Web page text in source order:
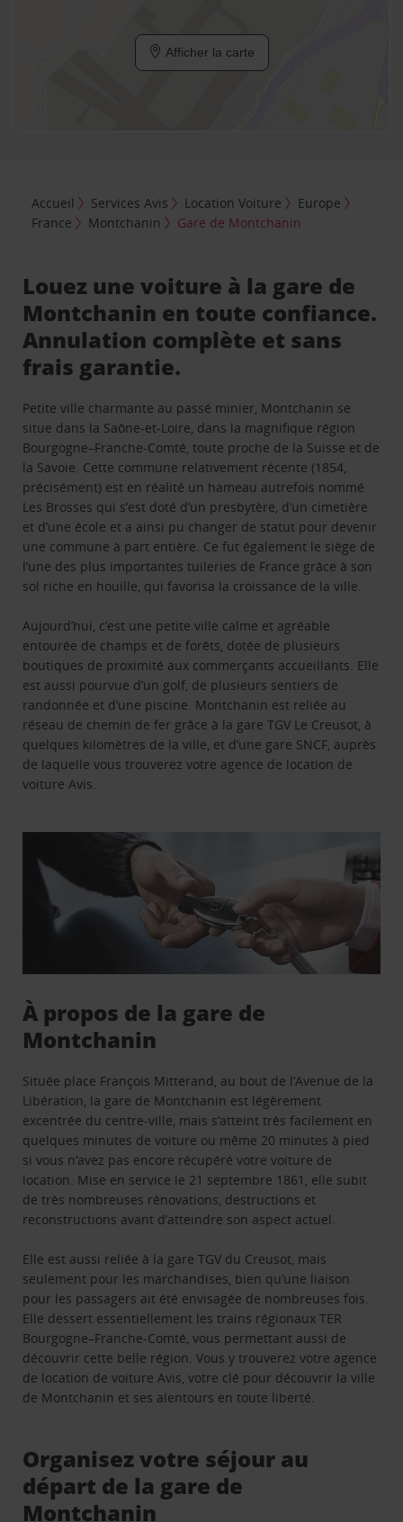
Afficher la carte
Accueil Services Avis Location Voiture
Europe
France
Montchanin Gare de Montchanin
Louez une voiture à la gare de
Montchanin en toute confiance.
Annulation complète et sans
frais garantie.
Petite ville charmante au passé minier, Montchanin se
situe dans la Saône-et-Loire, dans la magnifique région
Bourgogne–Franche-Comté, toute proche de la Suisse et de
la Savoie. Cette commune relativement récente (1854,
précisément) est en réalité un hameau autrefois nommé
Les Brosses qui s’est doté d’un presbytère, d’un cimetière
et d’une école et a ainsi pu changer de statut pour devenir
une commune à part entière. Ce fut également le siège de
l’une des plus importantes tuileries de France grâce à son
sol riche en houille, qui favorisa la croissance de la ville.
Aujourd’hui, c’est une petite ville calme et agréable
entourée de champs et de forêts, dotée de plusieurs
boutiques de proximité aux commerçants accueillants. Elle
est aussi pourvue d’un golf, de plusieurs sentiers de
randonnée et d’une piscine. Montchanin est reliée au
réseau de chemin de fer grâce à la gare TGV Le Creusot, à
quelques kilomètres de la ville, et d’une gare SNCF, auprès
de laquelle vous trouverez votre agence de location de
voiture Avis.
À propos de la gare de
Montchanin
Située place François Mitterand, au bout de l’Avenue de la
Libération, la gare de Montchanin est légèrement
excentrée du centre-ville, mais s’atteint très facilement en
quelques minutes de voiture ou même 20 minutes à pied
si vous n’avez pas encore récupéré votre voiture de
location. Mise en service le 21 septembre 1861, elle subit
de très nombreuses rénovations, destructions et
reconstructions avant d’atteindre son aspect actuel.
Elle est aussi reliée à la gare TGV du Creusot, mais
seulement pour les marchandises, bien qu’une liaison
pour les passagers ait été envisagée de nombreuses fois.
Elle dessert essentiellement les trains régionaux TER
Bourgogne–Franche-Comté, vous permettant aussi de
découvrir cette belle région. Vous y trouverez votre agence
de location de voiture Avis, votre clé pour découvrir la ville
de Montchanin et ses alentours en toute liberté.
Organisez votre séjour au
départ de la gare de
Montchanin